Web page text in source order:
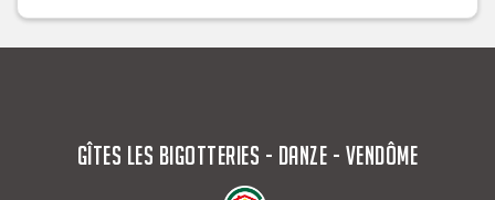
GÎTES LES BIGOTTERIES - DANZE - VENDÔME